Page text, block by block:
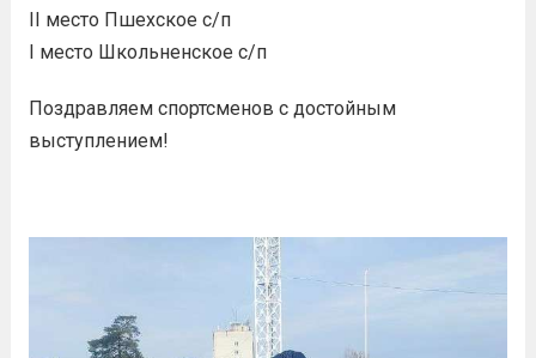
II место Пшехское с/п
I место Школьненское с/п
Поздравляем спортсменов с достойным
выступлением!